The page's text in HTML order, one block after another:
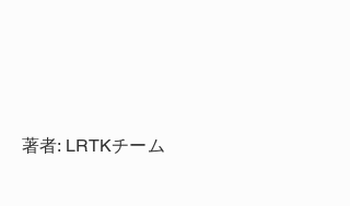
著者: LRTKチーム